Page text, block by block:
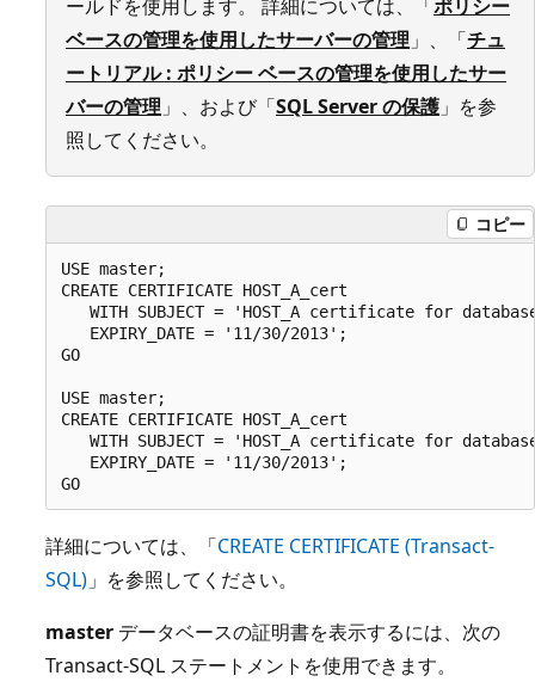
ールドを使用します。 詳細については、「 ポリシー
ベースの管理を使用したサーバーの管理 」、「チュ
ートリアル : ポリシー ベースの管理を使用したサー
バーの管理 」、および「SQL Server の保護 」を参
照してください。
コピー
USE master;
CREATE CERTIFICATE HOST_A_cert
WITH SUBJECT = 'HOST_A certificate for
   EXPIRY_DATE = '11/30/2013';
GO
USE master;
CREATE CERTIFICATE HOST_A_cert
WITH SUBJECT = 'HOST_A certificate for
   EXPIRY_DATE = '11/30/2013';
詳細については、「CREATE CERTIFICATE (Transact-
SQL) 」を参照してください。
master データベースの証明書を表示するには、次の
Transact-SQL ステートメントを使用できます。